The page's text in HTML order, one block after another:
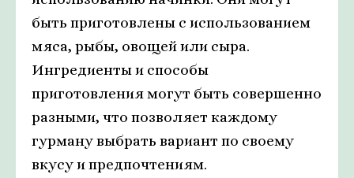
быть приготовлены с использованием
мяса, рыбы, овощей или сыра.
Ингредиенты и способы
приготовления могут быть совершенно
разными, что позволяет каждому
гурману выбрать вариант по своему
вкусу и предпочтениям.